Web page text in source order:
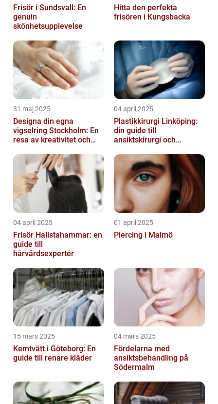
Frisör i Sundsvall: En
genuin
skönhetsupplevelse
Hitta den perfekta
frisören i Kungsbacka
31 maj 2025
Designa din egna
vigselring Stockholm: En
resa av kreativitet och
04 april 2025
Plastikkirurgi Linköping:
din guide till
ansiktskirurgi och
04 april 2025
Frisör Hallstahammar: en
guide till
hårvårdsexperter
01 april 2025
Piercing i Malmö
15 mars 2025
Kemtvätt i Göteborg: En
guide till renare kläder
04 mars 2025
Fördelarna med
ansiktsbehandling på
Södermalm